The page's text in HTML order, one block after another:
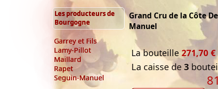
Les producteurs de
Bourgogne
Garrey et Fils
Lamy-Pillot
Maillard
Rapet
Seguin-Manuel
Grand Cru de la Côte
Manuel
La bouteille 271,70 €
La caisse de 3